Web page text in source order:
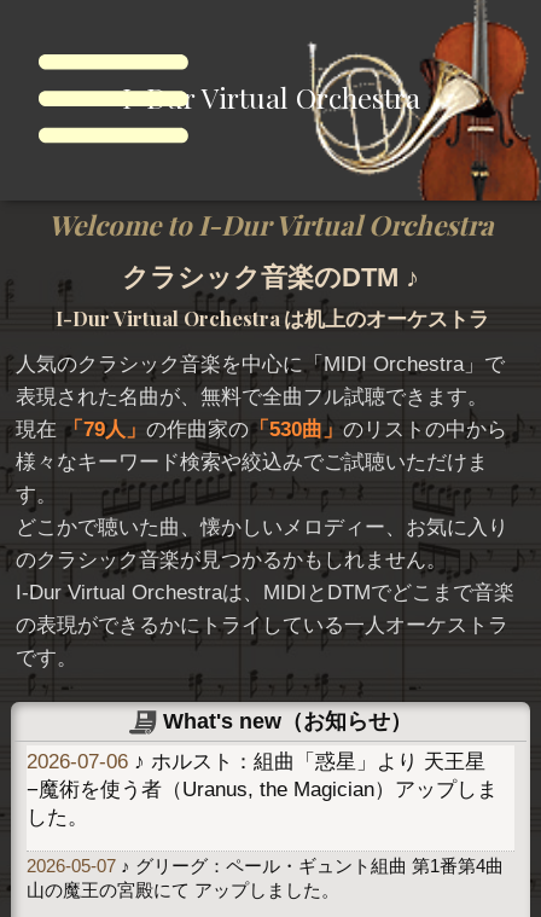
I-Dur Virtual Orchestra
Welcome to I-Dur Virtual Orchestra
クラシック音楽のDTM ♪
I-Dur Virtual Orchestra は机上のオーケストラ
人気のクラシック音楽を中心に「MIDI Orchestra」で
表現された名曲が、無料で全曲フル試聴できます。
現在
79人 の作曲家の 530曲
のリストの中から
様々なキーワード検索や絞込みでご試聴いただけま
す。
どこかで聴いた曲、懐かしいメロディー、お気に入り
のクラシック音楽が見つかるかもしれません。
I-Dur Virtual Orchestraは、MIDIとDTMでどこまで音楽
の表現ができるかにトライしている一人オーケストラ
です。
What's new（お知らせ）
2026-07-06 ♪ ホルスト：組曲「惑星」より 天王星
−魔術を使う者（Uranus, the Magician）アップしま
した。
2026-05-07 ♪ グリーグ：ペール・ギュント組曲 第1番第4曲
山の魔王の宮殿にて アップしました。